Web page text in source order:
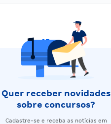
Quer receber novidades
sobre concursos?
Cadastre-se e receba as notícias em